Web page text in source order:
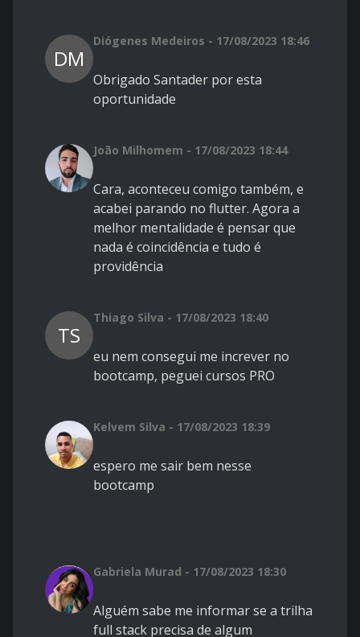
DM
Diógenes Medeiros - 17/08/2023 18:46
Obrigado Santader por esta
oportunidade
João Milhomem - 17/08/2023 18:44
Cara, aconteceu comigo também, e
acabei parando no flutter. Agora a
melhor mentalidade é pensar que
nada é coincidência e tudo é
providência
TS
Thiago Silva - 17/08/2023 18:40
eu nem consegui me increver no
bootcamp, peguei cursos PRO
Kelvem Silva - 17/08/2023 18:39
espero me sair bem nesse
bootcamp
Gabriela Murad - 17/08/2023 18:30
Alguém sabe me informar se a trilha
full stack precisa de algum